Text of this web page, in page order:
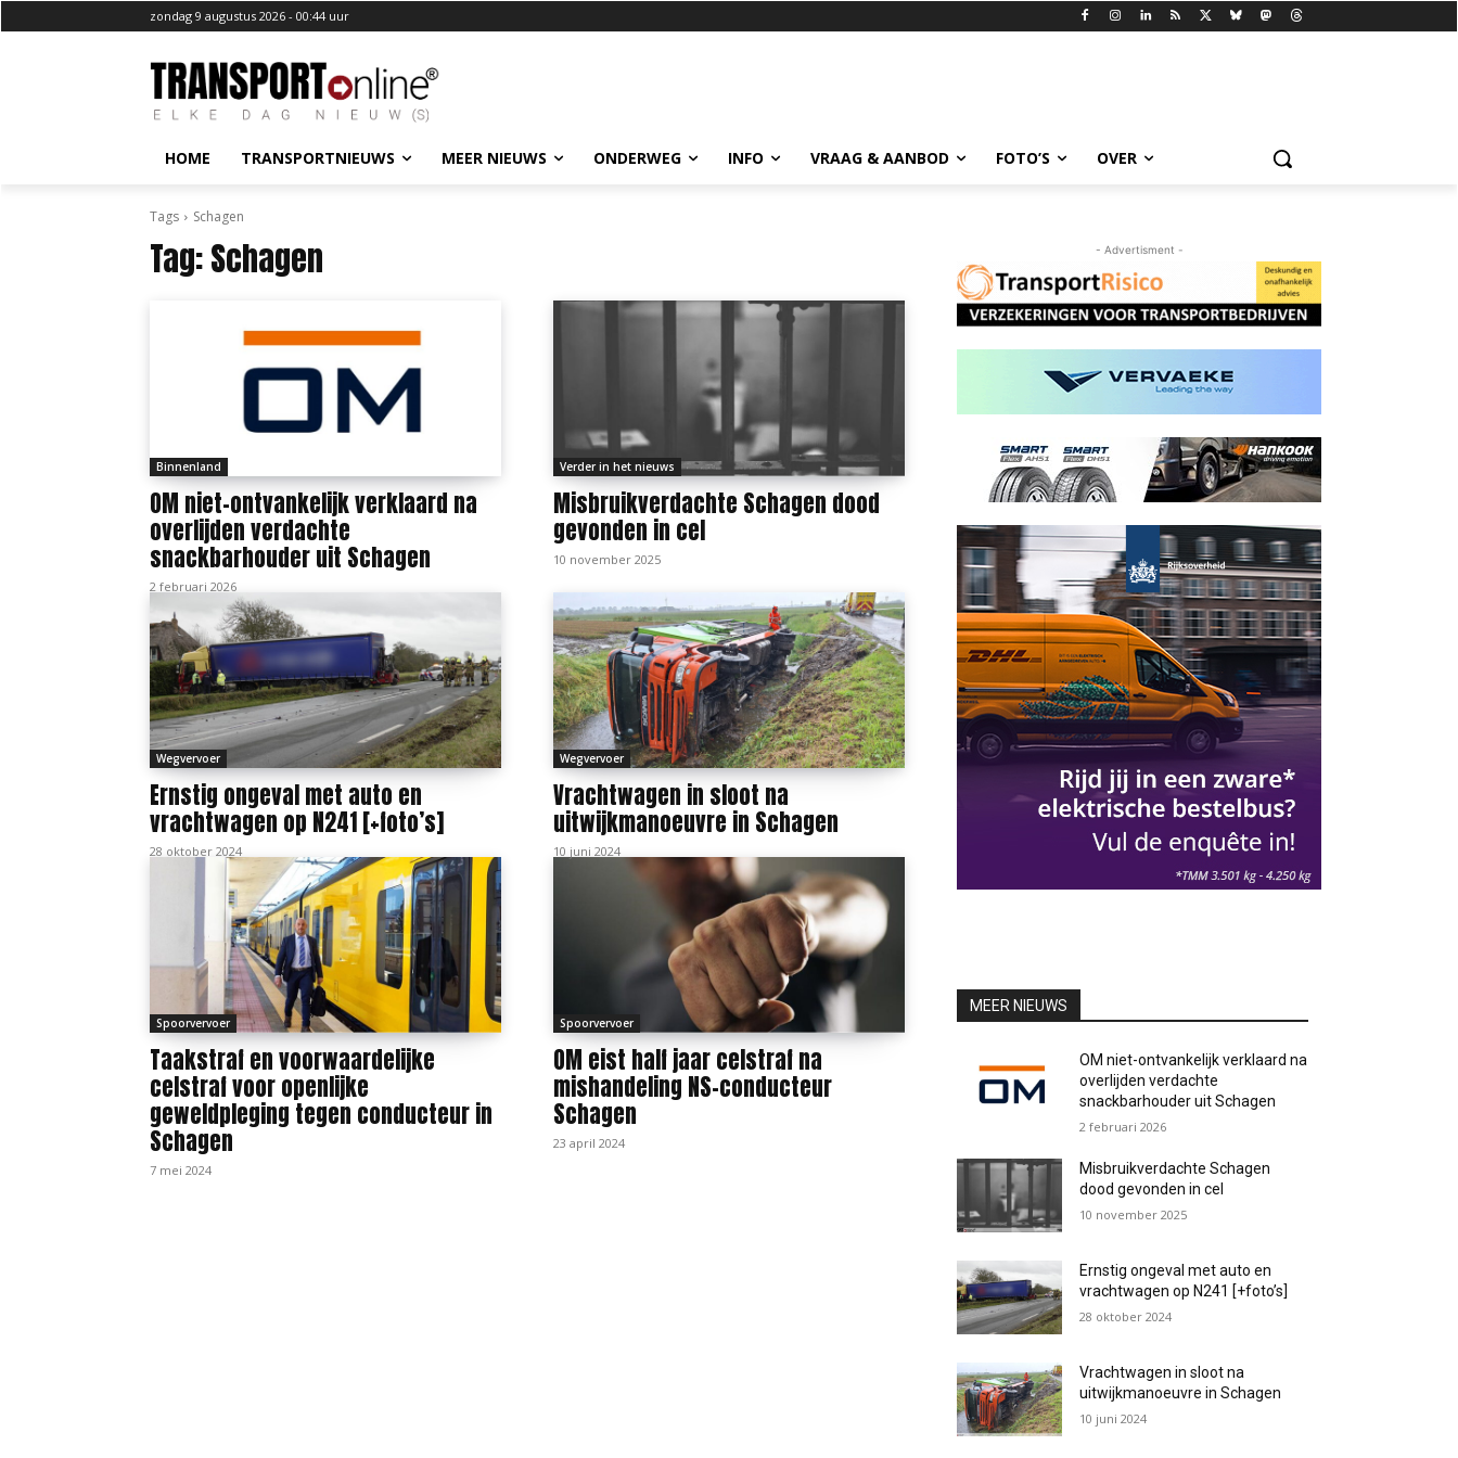
zondag 9 augustus 2026 - 00:44 uur
HOME TRANSPORTNIEUWS MEER NIEUWS ONDERWEG INFO VRAAG & AANBOD FOTO’S OVER
Tags Schagen
Tag:Schagen
Binnenland
OM niet-ontvankelijk verklaard na
overlijden verdachte
snackbarhouder uit Schagen
2 februari 2026
Verder in het nieuws
Misbruikverdachte Schagen dood
gevonden in cel
10 november 2025
Wegvervoer
Ernstig ongeval met auto en
vrachtwagen op N241 [+foto’s]
28 oktober 2024
Wegvervoer
Vrachtwagen in sloot na
uitwijkmanoeuvre in Schagen
10 juni 2024
Spoorvervoer
Taakstraf en voorwaardelijke
celstraf voor openlijke
geweldpleging tegen conducteur in
Schagen
7 mei 2024
Spoorvervoer
OM eist half jaar celstraf na
mishandeling NS-conducteur
Schagen
23 april 2024
- Advertisment -
MEER NIEUWS
OM niet-ontvankelijk verklaard na
overlijden verdachte
snackbarhouder uit Schagen
2 februari 2026
Misbruikverdachte Schagen
dood gevonden in cel
10 november 2025
Ernstig ongeval met auto en
vrachtwagen op N241 [+foto’s]
28 oktober 2024
Vrachtwagen in sloot na
uitwijkmanoeuvre in Schagen
10 juni 2024